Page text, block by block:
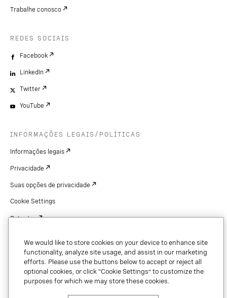
Copyright © 2026 Vonage. All rights reserved. VONAGE®, the V logo (
Trabalhe conosco
REDES SOCIAIS
Facebook
LinkedIn
Twitter
YouTube
INFORMAÇÕES LEGAIS/POLÍTICAS
Informações legais
Privacidade
Suas opções de privacidade
Cookie Settings
Patentes
Segurança e confiança
We would like to store cookies on your device to enhance site
functionality, analyze site usage, and assist in our marketing
efforts. Please use the buttons below to accept or reject all
optional cookies, or click “Cookie Settings” to customize the
purposes for which we may store these cookies.